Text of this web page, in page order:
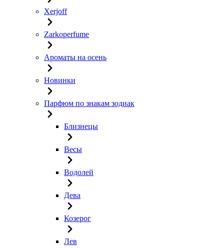
Xerjoff
Zarkoperfume
Ароматы на осень
Новинки
Парфюм по знакам зодиак
Близнецы
Весы
Водолей
Дева
Козерог
Лев